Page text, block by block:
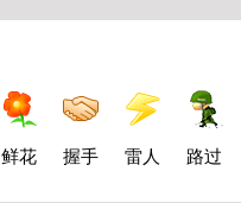
鲜花 握手 雷人 路过